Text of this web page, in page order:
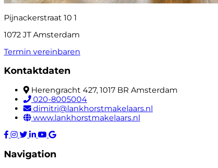
Pijnackerstraat 10 1
1072 JT Amsterdam
Termin vereinbaren
Kontaktdaten
Herengracht 427, 1017 BR Amsterdam
020-8005004
dimitri@lankhorstmakelaars.nl
www.lankhorstmakelaars.nl
Navigation